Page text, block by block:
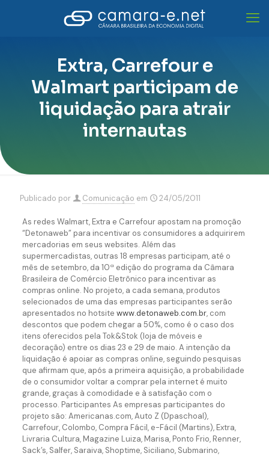
Extra, Carrefour e
Walmart participam de
liquidação para atrair
internautas
Publicado por Comunicação em 24/05/2011
As redes Walmart, Extra e Carrefour apostam na promoção
“Detonaweb” para incentivar os consumidores a adquirirem
mercadorias em seus websites. Além das
supermercadistas, outras 18 empresas participam, até o
mês de setembro, da 10ª edição do programa da Câmara
Brasileira de Comércio Eletrônico para incentivar as
compras online. No projeto, a cada semana, produtos
selecionados de uma das empresas participantes serão
apresentados no hotsite www.detonaweb.com.br, com
descontos que podem chegar a 50%, como é o caso dos
itens oferecidos pela Tok&Stok (loja de móveis e
decoração) entre os dias 23 e 29 de maio. A intenção da
liquidação é apoiar as compras online, seguindo pesquisas
que afirmam que, após a primeira aquisição, a probabilidade
de o consumidor voltar a comprar pela internet é muito
grande, graças à comodidade e à satisfação com o
processo. Participantes As empresas participantes do
projeto são: Americanas.com, Auto Z (Dpaschoal),
Carrefour, Colombo, Compra Fácil, e-Fácil (Martins), Extra,
Livraria Cultura, Magazine Luiza, Marisa, Ponto Frio, Renner,
Sack’s, Salfer, Saraiva, Shoptime, Siciliano, Submarino,